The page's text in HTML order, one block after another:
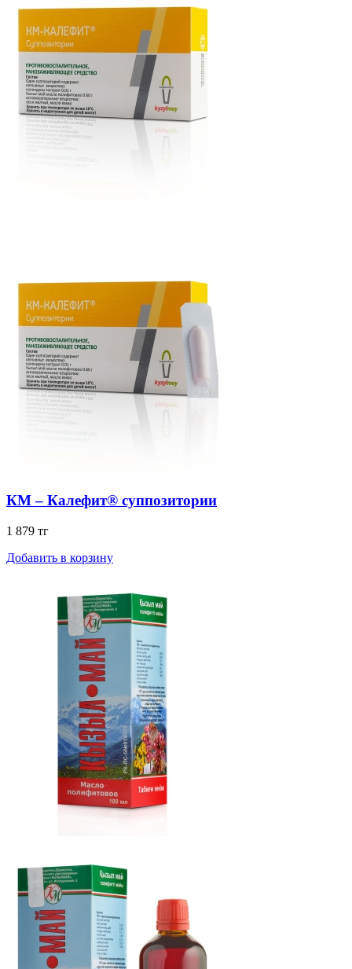
КМ – Калефит® суппозитории
1 879 тг
Добавить в корзину